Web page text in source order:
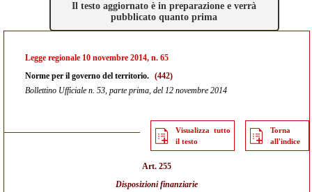
Il testo aggiornato è in preparazione e verrà
pubblicato quanto prima
Legge regionale 10 novembre 2014, n. 65
Norme per il governo del territorio. (442)
Bollettino Ufficiale n. 53, parte prima, del 12 novembre 2014
Visualizza tutto
il testo
Torna
all'indice
Art. 255
Disposizioni finanziarie